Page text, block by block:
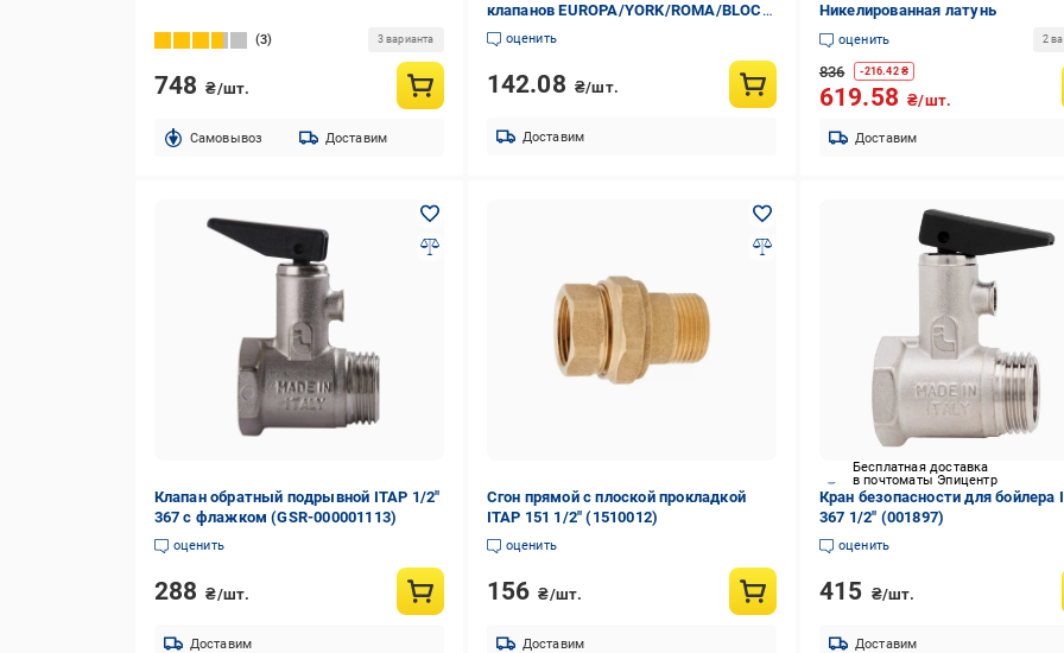
3 3 варианта
748 ₴/шт.
Cамовывоз Доставим
клапанов EUROPA/YORK/ROMA/BLOCK
2" (1020200)
оценить
142.08 ₴/шт.
Доставим
Никелированная латунь
оценить 2
836 -216.42₴
619.58 ₴/шт.
Доставим
Клапан обратный подрывной ITAP 1/2"
367 с флажком (GSR-000001113)
оценить
288 ₴/шт.
Доставим
Сгон прямой с плоской прокладкой
ITAP 151 1/2" (1510012)
оценить
156 ₴/шт.
Доставим
Бесплатная доставка
в почтоматы Эпицентр
Кран безопасности для бойлера
367 1/2" (001897)
оценить
415 ₴/шт.
Доставим